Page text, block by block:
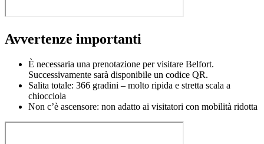
Avvertenze importanti
È necessaria una prenotazione per visitare Belfort.
Successivamente sarà disponibile un codice QR.
Salita totale: 366 gradini – molto ripida e stretta scala a
chiocciola
Non c’è ascensore: non adatto ai visitatori con mobilità ridotta